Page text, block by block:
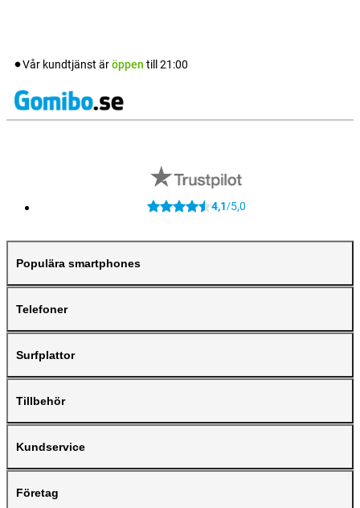
Vår kundtjänst äröppen till 21:00
4,1/5,0
Populära smartphones
Telefoner
Surfplattor
Tillbehör
Kundservice
Företag